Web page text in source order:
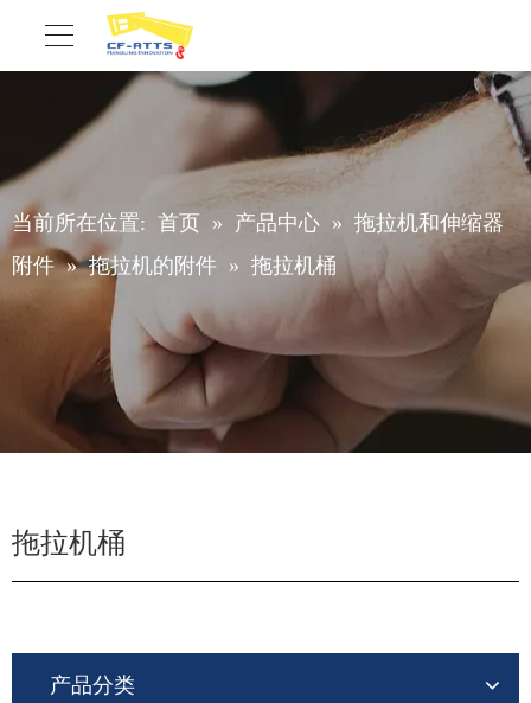
当前所在位置: 首页 » 产品中心 » 拖拉机和伸缩器
附件 » 拖拉机的附件 » 拖拉机桶
拖拉机桶
产品分类